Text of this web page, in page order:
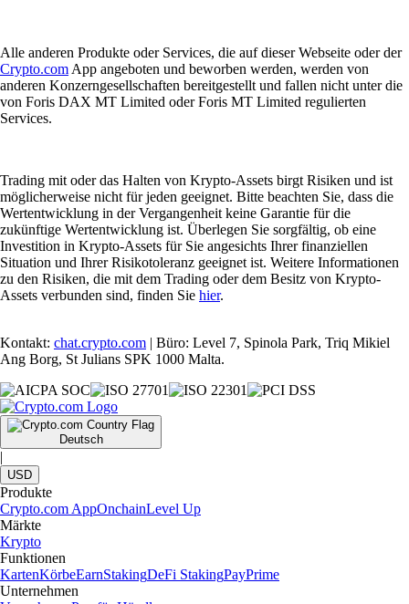
Alle anderen Produkte oder Services, die auf dieser Webseite oder der
Crypto.com App angeboten und beworben werden, werden von
anderen Konzerngesellschaften bereitgestellt und fallen nicht unter die
von Foris DAX MT Limited oder Foris MT Limited regulierten
Services.
Trading mit oder das Halten von Krypto-Assets birgt Risiken und ist
möglicherweise nicht für jeden geeignet. Bitte beachten Sie, dass die
Wertentwicklung in der Vergangenheit keine Garantie für die
zukünftige Wertentwicklung ist. Überlegen Sie sorgfältig, ob eine
Investition in Krypto-Assets für Sie angesichts Ihrer finanziellen
Situation und Ihrer Risikotoleranz geeignet ist. Weitere Informationen
zu den Risiken, die mit dem Trading oder dem Besitz von Krypto-
Assets verbunden sind, finden Sie hier.
Kontakt: chat.crypto.com | Büro: Level 7, Spinola Park, Triq Mikiel
Ang Borg, St Julians SPK 1000 Malta.
Deutsch
|
USD
Produkte
Crypto.com AppOnchainLevel Up
Märkte
Krypto
Funktionen
KartenKörbeEarnStakingDeFi StakingPayPrime
Unternehmen